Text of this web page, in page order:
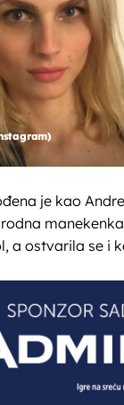
je kao
a ostvarila se i